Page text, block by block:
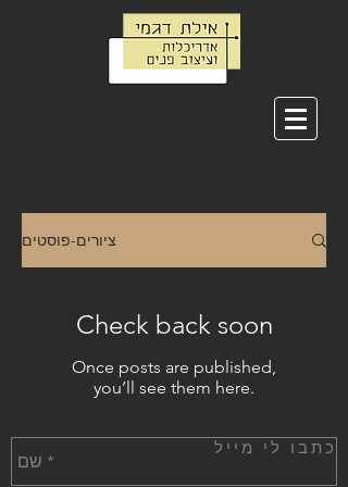
ציורים-פוסטים
Check back soon
Once posts are published,
you’ll see them here.
כתבו לי מייל